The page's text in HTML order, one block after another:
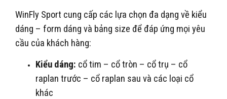
WinFly Sport cung cấp các lựa chọn đa dạng về kiểu
dáng – form dáng và bảng size để đáp ứng mọi yêu
cầu của khách hàng:
Kiểu dáng: cổ tim – cổ tròn – cổ trụ – cổ
raplan trước – cổ raplan sau và các loại cổ
khác